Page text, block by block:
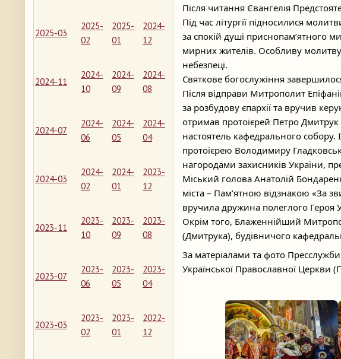
2025-03
2025-
02
2025-
01
2024-
12
2024-11
2024-
10
2024-
09
2024-
08
2024-07
2024-
06
2024-
05
2024-
04
2024-03
2024-
02
2024-
01
2023-
12
2023-11
2023-
10
2023-
09
2023-
08
2023-07
2023-
06
2023-
05
2023-
04
2023-03
2023-
02
2023-
01
2022-
12
Після читання Євангелія
Під час літургії підносилися
за спокій душі приснопам’ятного
мирних жителів. Особливу
небезпеці.
Святкове богослужіння
Після відправи Митрополит
за розбудову єпархії та вручив
отримав протоієрей Петро
настоятель кафедрального
протоієрею Володимиру
нагородами захисників України,
Міський голова Анатолій
міста – Пам’ятною відзнакою «За
вручила дружина полеглого Героя
Окрім того, Блаженнійший
(Дмитрука), будівничого
За матеріалами та фото Пресслужби
Української Православної Церкви